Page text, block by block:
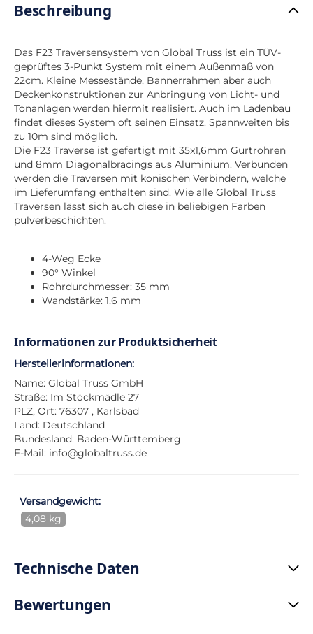
Beschreibung
Das F23 Traversensystem von Global Truss ist ein TÜV-
geprüftes 3-Punkt System mit einem Außenmaß von
22cm. Kleine Messestände, Bannerrahmen aber auch
Deckenkonstruktionen zur Anbringung von Licht- und
Tonanlagen werden hiermit realisiert. Auch im Ladenbau
findet dieses System oft seinen Einsatz. Spannweiten bis
zu 10m sind möglich.
Die F23 Traverse ist gefertigt mit 35x1,6mm Gurtrohren
und 8mm Diagonalbracings aus Aluminium. Verbunden
werden die Traversen mit konischen Verbindern, welche
im Lieferumfang enthalten sind. Wie alle Global Truss
Traversen lässt sich auch diese in beliebigen Farben
pulverbeschichten.
4-Weg Ecke
90° Winkel
Rohrdurchmesser: 35 mm
Wandstärke: 1,6 mm
Informationen zur Produktsicherheit
Herstellerinformationen:
Name: Global Truss GmbH
Straße: Im Stöckmädle 27
PLZ, Ort: 76307 , Karlsbad
Land: Deutschland
Bundesland: Baden-Württemberg
E-Mail: info@globaltruss.de
Versandgewicht:
4,08 kg
Technische Daten
Bewertungen